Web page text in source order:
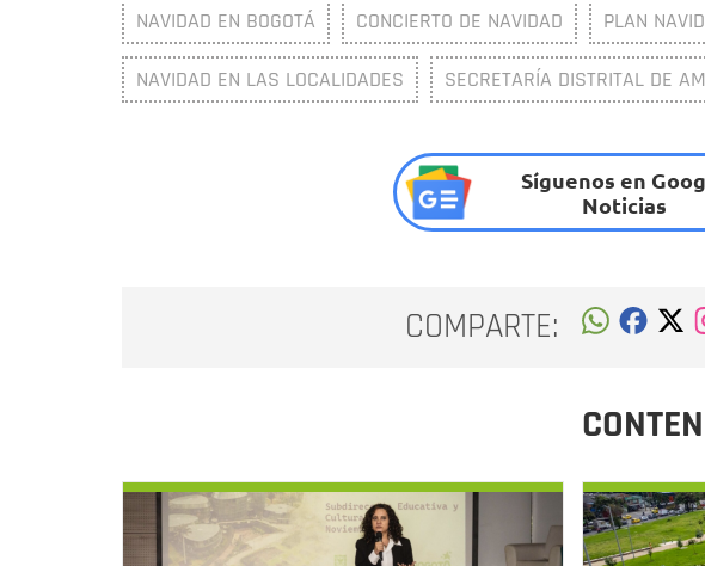
NAVIDAD EN BOGOTÁ CONCIERTO DE NAVIDAD PLAN
NAVIDAD EN LAS LOCALIDADES SECRETARÍA DISTRITAL DE
Síguenos en
Noticias
COMPARTE: